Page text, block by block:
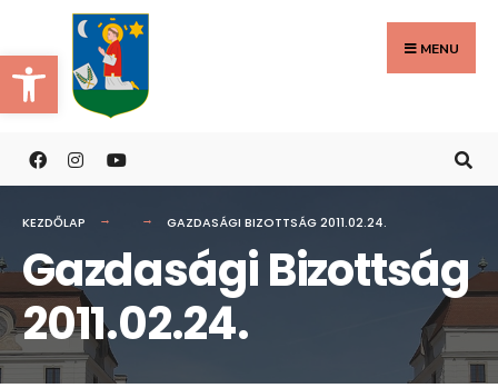
Eszköztár megnyitása
to
content
MENU
KEZDŐLAP GAZDASÁGI BIZOTTSÁG 2011.02.24.
Gazdasági Bizottság
2011.02.24.
Search